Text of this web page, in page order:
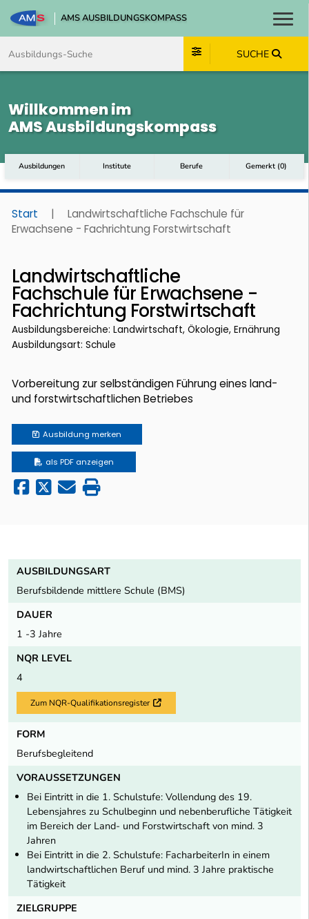
AMS AUSBILDUNGSKOMPASS
SUCHE
Willkommen im
AMS Ausbildungskompass
Ausbildungen Institute Berufe Gemerkt (0)
Start |
Landwirtschaftliche Fachschule für
Erwachsene - Fachrichtung Forstwirtschaft
Landwirtschaftliche
Fachschule für Erwachsene -
Fachrichtung Forstwirtschaft
Ausbildungsbereiche: Landwirtschaft, Ökologie, Ernährung
Ausbildungsart: Schule
Vorbereitung zur selbständigen Führung eines land-
und forstwirtschaftlichen Betriebes
Ausbildung merken
als PDF anzeigen
AUSBILDUNGSART
Berufsbildende mittlere Schule (BMS)
DAUER
1 -3 Jahre
NQR LEVEL
4
Zum NQR-Qualifikationsregister Externer Link
FORM
Berufsbegleitend
VORAUSSETZUNGEN
Bei Eintritt in die 1. Schulstufe: Vollendung des 19.
Lebensjahres zu Schulbeginn und nebenberufliche Tätigkeit
im Bereich der Land- und Forstwirtschaft von mind. 3
Jahren
Bei Eintritt in die 2. Schulstufe: FacharbeiterIn in einem
landwirtschaftlichen Beruf und mind. 3 Jahre praktische
Tätigkeit
ZIELGRUPPE